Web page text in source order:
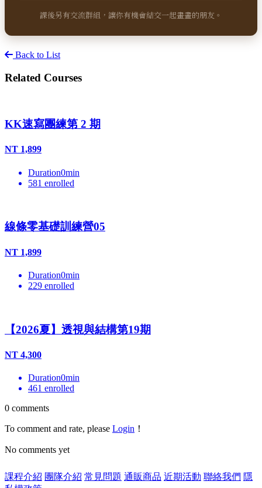
課後另有交流群組，讓你有機會結交一起畫畫的朋友。
Back to List
Related Courses
KK速寫團練第 2 期
NT 1,899
Duration0min
581 enrolled
線條零基礎訓練營05
NT 1,899
Duration0min
229 enrolled
【2026夏】透視與結構第19期
NT 4,300
Duration0min
461 enrolled
0 comments
To comment and rate, please Login ！
No comments yet
課程介紹 團隊介紹 常見問題 通販商品 近期活動 聯絡我們 隱